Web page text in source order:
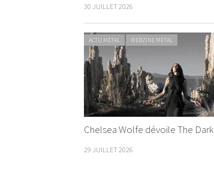
30 JUILLET 2026
ACTU METAL WEBZINE METAL
Chelsea Wolfe dévoile The Dark
29 JUILLET 2026